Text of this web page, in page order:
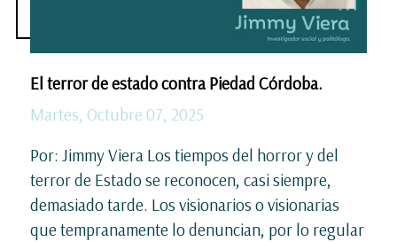
El terror de estado contra Piedad Córdoba.
Martes, Octubre 07, 2025
Por: Jimmy Viera Los tiempos del horror y del
terror de Estado se reconocen, casi siempre,
demasiado tarde. Los visionarios o visionarias
que tempranamente lo denuncian, por lo regular